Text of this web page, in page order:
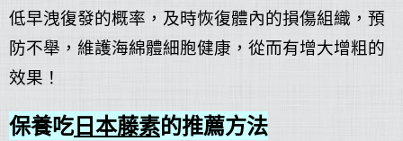
低早洩復發的概率，及時恢復體內的損傷組織，預
防不舉，維護海綿體細胞健康，從而有增大增粗的
效果！
保養吃日本藤素的推薦方法